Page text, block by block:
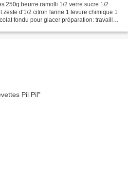
250g beurre ramolli 1/2 verre sucre 1/2
zeste d'1/2 citron farine 1 levure chimique 1
fondu pour glacer préparation: travailler